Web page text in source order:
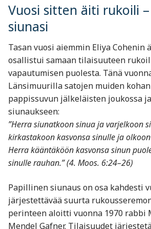
Vuosi sitten äiti rukoili
siunasi
Tasan vuosi aiemmin Eliya Cohenin
osallistui samaan tilaisuuteen
vapautumisen puolesta. Tänä
Länsimuurilla satojen muiden
pappissuvun jälkeläisten joukossa
siunaukseen:
”Herra siunatkoon sinua ja varjelkoon
kirkastakoon kasvonsa sinulle ja
Herra kääntäköön kasvonsa sinun
sinulle rauhan.” (4. Moos. 6:24–26)
Papillinen siunaus on osa kahdesti
järjestettävää suurta
perinteen aloitti vuonna 1970 rabbi
Mendel Gafner. Tilaisuudet